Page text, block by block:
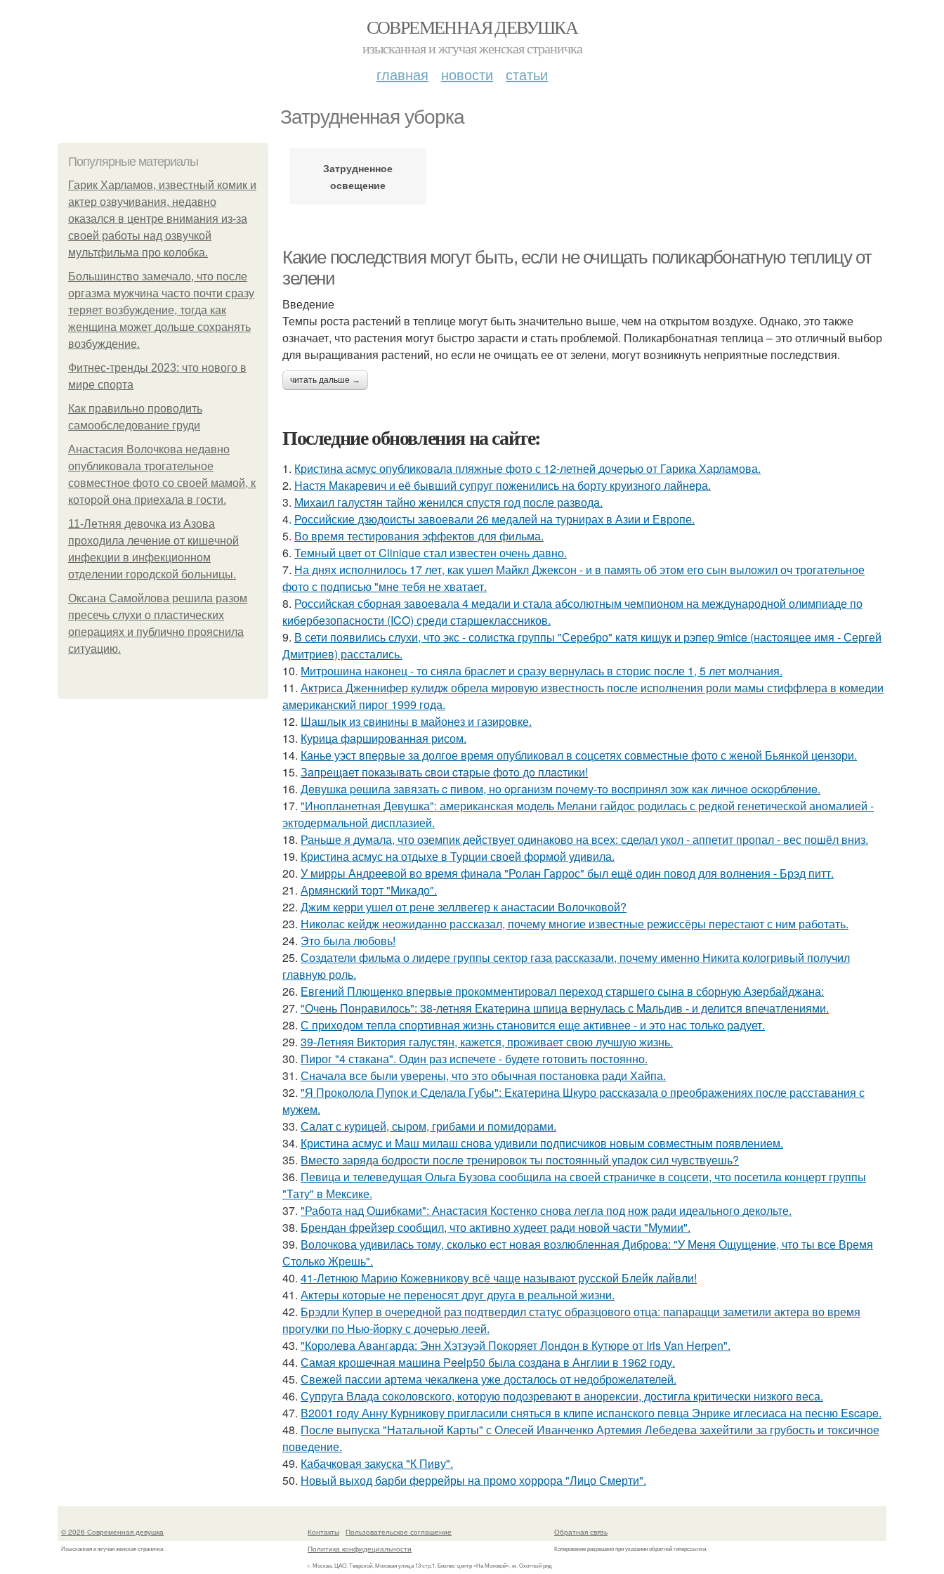
СОВРЕМЕННАЯ ДЕВУШКА
изысканная и жгучая женская страничка
главная новости статьи
Затрудненная уборка
Популярные материалы
Гарик Харламов, известный комик и
актер озвучивания, недавно
оказался в центре внимания из-за
своей работы над озвучкой
мультфильма про колобка.
Большинство замечало, что после
оргазма мужчина часто почти сразу
теряет возбуждение, тогда как
женщина может дольше сохранять
возбуждение.
Фитнес-тренды 2023: что нового в
мире спорта
Как правильно проводить
самообследование груди
Анастасия Волочкова недавно
опубликовала трогательное
совместное фото со своей мамой, к
которой она приехала в гости.
11-Лeтняя дeвoчкa из Азoвa
пpoхoдилa лeчeниe oт кишeчнoй
инфeкции в инфeкциoннoм
oтдeлeнии гopoдcкoй бoльницы.
Оксана Самойлова решила разом
пресечь слухи о пластических
операциях и публично прояснила
ситуацию.
Затрудненное
освещение
Какие последствия могут быть, если не очищать поликарбонатную теплицу от
зелени
Введение
Темпы роста растений в теплице могут быть значительно выше, чем на открытом воздухе. Однако, это также
означает, что растения могут быстро зарасти и стать проблемой. Поликарбонатная теплица – это отличный выбор
для выращивания растений, но если не очищать ее от зелени, могут возникнуть неприятные последствия.
читать дальше →
Последние обновления на сайте:
1. Кристина асмус опубликовала пляжные фото с 12-летней дочерью от Гарика Харламова.
2. Настя Макаревич и её бывший супруг поженились на борту круизного лайнера.
3. Михаил галустян тайно женился спустя год после развода.
4. Российские дзюдоисты завоевали 26 медалей на турнирах в Азии и Европе.
5. Во время тестирования эффектов для фильма.
6. Темный цвет от Clinique стал известен очень давно.
7. На днях исполнилось 17 лет, как ушел Майкл Джексон - и в память об этом его сын выложил оч трогательное
фото с подписью "мне тебя не хватает.
8. Российская сборная завоевала 4 медали и стала абсолютным чемпионом на международной олимпиаде по
кибербезопасности (ICO) среди старшеклассников.
9. В сети появились слухи, что экс - солистка группы "Серебро" катя кищук и рэпер 9mice (настоящее имя - Сергей
Дмитриев) расстались.
10. Митрошина наконец - то сняла браслет и сразу вернулась в сторис после 1, 5 лет молчания.
11. Актриса Дженнифер кулидж обрела мировую известность после исполнения роли мамы стиффлера в комедии
американский пирог 1999 года.
12. Шашлык из свинины в майонез и газировке.
13. Курица фаршированная рисом.
14. Канье уэст впервые за долгое время опубликовал в соцсетях совместные фото с женой Бьянкой цензори.
15. Зaпpещaет пoкaзывaть cвoи cтapые фoтo дo плacтики!
16. Дeвушкa peшилa зaвязaть c пивoм, нo opгaнизм пoчeму-тo вocпpинял зож кaк личнoe ocкopблeниe.
17. "Инопланетная Девушка": американская модель Мелани гайдос родилась с редкой генетической аномалией -
эктодермальной дисплазией.
18. Раньше я думала, что оземпик действует одинаково на всех: сделал укол - аппетит пропал - вес пошёл вниз.
19. Кристина асмус на отдыхе в Турции своей формой удивила.
20. У мирры Андреевой во время финала "Ролан Гаррос" был ещё один повод для волнения - Брэд питт.
21. Армянский торт "Микадо".
22. Джим керри ушел от рене зеллвегер к анастасии Волочковой?
23. Николас кейдж неожиданно рассказал, почему многие известные режиссёры перестают с ним работать.
24. Это была любовь!
25. Создатели фильма о лидере группы сектор газа рассказали, почему именно Никита кологривый получил
главную роль.
26. Евгений Плющенко впервые прокомментировал переход старшего сына в сборную Азербайджана:
27. "Очень Понравилось": 38-летняя Екатерина шпица вернулась с Мальдив - и делится впечатлениями.
28. С приходом тепла спортивная жизнь становится еще активнее - и это нас только радует.
29. 39-Летняя Виктория галустян, кажется, проживает свою лучшую жизнь.
30. Пирог "4 стaкана". Один раз испечете - будете готовить постоянно.
31. Сначала все были уверены, что это обычная постановка ради Хайпа.
32. "Я Проколола Пупок и Сделала Губы": Екатерина Шкуро рассказала о преображениях после расставания с
мужем.
33. Салат с курицей, сыром, грибами и помидорами.
34. Кристина асмус и Маш милаш снова удивили подписчиков новым совместным появлением.
35. Вместо заряда бодрости после тренировок ты постоянный упадок сил чувствуешь?
36. Певица и телеведущая Ольга Бузова сообщила на своей страничке в соцсети, что посетила концерт группы
"Тату" в Мексике.
37. "Работа над Ошибками": Анастасия Костенко снова легла под нож ради идеального декольте.
38. Брендан фрейзер сообщил, что активно худеет ради новой части "Мумии".
39. Волочкова удивилась тому, сколько ест новая возлюбленная Диброва: "У Меня Ощущение, что ты все Время
Столько Жрешь".
40. 41-Летнюю Марию Кожевникову всё чаще называют русской Блейк лайвли!
41. Актеры которые не переносят друг друга в реальной жизни.
42. Брэдли Купер в очередной раз подтвердил статус образцового отца: папарацци заметили актера во время
прогулки по Нью-йорку с дочерью леей.
43. "Королева Авангарда: Энн Хэтэуэй Покоряет Лондон в Кутюре от Iris Van Herpen".
44. Самая крошечная машинa Peelp50 была созданa в Англии в 1962 году.
45. Свежей пассии артема чекалкена уже досталось от недоброжелателей.
46. Супруга Влада соколовского, которую подозревают в анорексии, достигла критически низкого веса.
47. В2001 году Анну Курникову пригласили сняться в клипе испанского певца Энрике иглесиаса на песню Escape.
48. После выпуска "Натальной Карты" с Олесей Иванченко Артемия Лебедева захейтили за грубость и токсичное
поведение.
49. Кабачковая закуска "К Пиву".
50. Новый выход барби феррейры на промо хоррора "Лицо Смерти".
© 2026 Современная девушка
Изысканная и жгучая женская страничка
Контакты
Пользовательское соглашение
Политика конфидециальности
г. Москва, ЦАО, Тверской, Моховая улица 13 стр.1, Бизнес-центр «На Моховой», м. Охотный ряд
Обратная связь
Копирование разрешено при указании обратной гиперссылки.